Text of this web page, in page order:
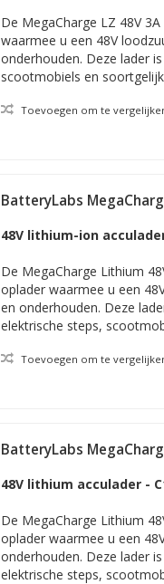
De MegaCharge LZ 48V
waarmee u een 48V
onderhouden. Deze lader
scootmobiels en
Toevoegen om te
BatteryLabs
48V lithium-ion
De MegaCharge Lithium
oplader waarmee u een
en onderhouden. Deze
elektrische steps,
Toevoegen om te
BatteryLabs
48V lithium acculader -
De MegaCharge Lithium
oplader waarmee u een
onderhouden. Deze lader
elektrische steps,